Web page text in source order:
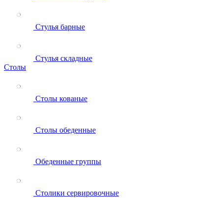
Стулья барные
Стулья складные
Столы
Столы кованые
Столы обеденные
Обеденные группы
Столики сервировочные